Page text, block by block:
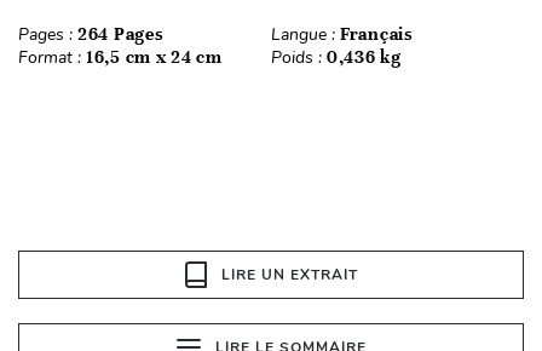
Pages : 264 Pages Langue : Français
Format : 16,5 cm x 24 cm Poids : 0,436 kg
LIRE UN EXTRAIT
LIRE LE SOMMAIRE